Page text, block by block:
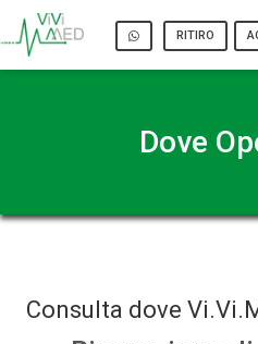
RITIRO
Dove
Consulta dove